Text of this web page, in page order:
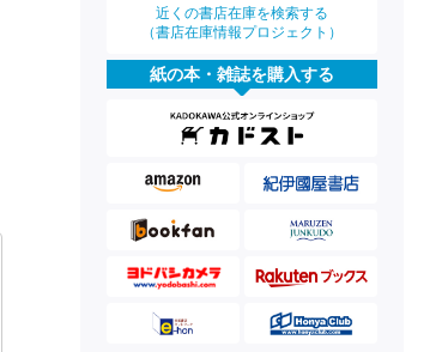
近くの書店在庫を検索する
（書店在庫情報プロジェクト）
紙の本・雑誌を購入する